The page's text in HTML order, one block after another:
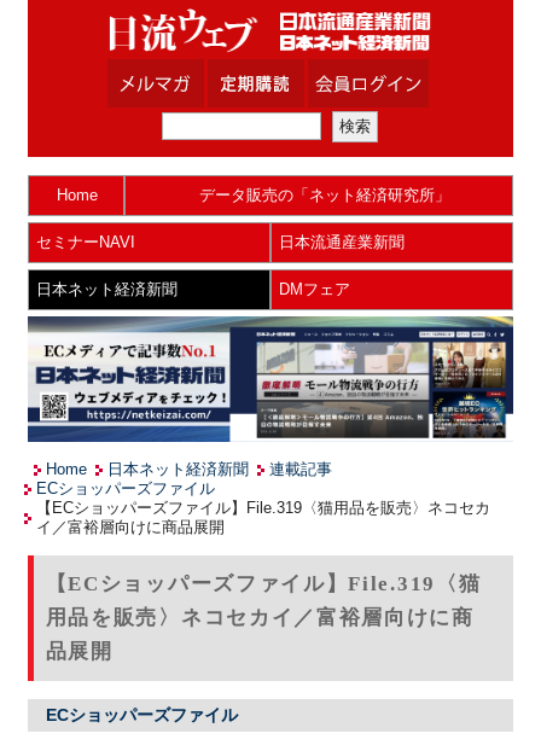
Home データ販売の「ネット経済研究所」
セミナーNAVI 日本流通産業新聞
日本ネット経済新聞 DMフェア
Home 日本ネット経済新聞
連載記事
ECショッパーズファイル
【ECショッパーズファイル】File.319〈猫用品を販売〉ネコセカ
イ／富裕層向けに商品展開
【ECショッパーズファイル】File.319〈猫
用品を販売〉ネコセカイ／富裕層向けに商
品展開
ECショッパーズファイル